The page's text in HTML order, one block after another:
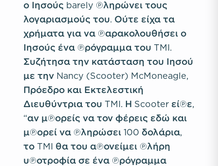
ο Ιησούς barely πληρώνει τους
λογαριασμούς του. Ούτε είχα τα
χρήματα για να παρακολουθήσει ο
Ιησούς ένα πρόγραμμα του TMI.
Συζήτησα την κατάσταση του Ιησού
με την Nancy (Scooter) McMoneagle,
Πρόεδρο και Εκτελεστική
Διευθύντρια του TMI. Η Scooter είπε,
“αν μπορείς να τον φέρεις εδώ και
μπορεί να πληρώσει 100 δολάρια,
το TMI θα του απονείμει πλήρη
υποτροφία σε ένα πρόγραμμα